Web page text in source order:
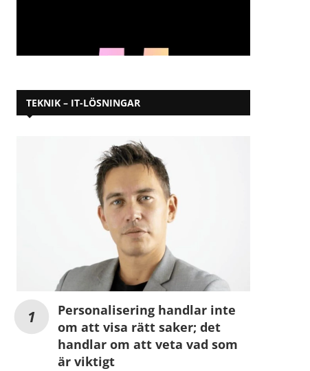
TEKNIK – IT-LÖSNINGAR
Personalisering handlar inte
om att visa rätt saker; det
handlar om att veta vad som
är viktigt